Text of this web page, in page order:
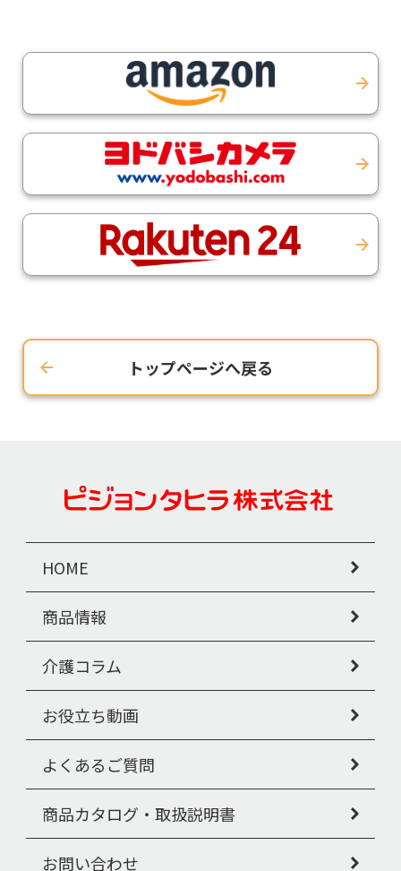
トップページへ戻る
HOME
商品情報
介護コラム
お役立ち動画
よくあるご質問
商品カタログ・取扱説明書
お問い合わせ